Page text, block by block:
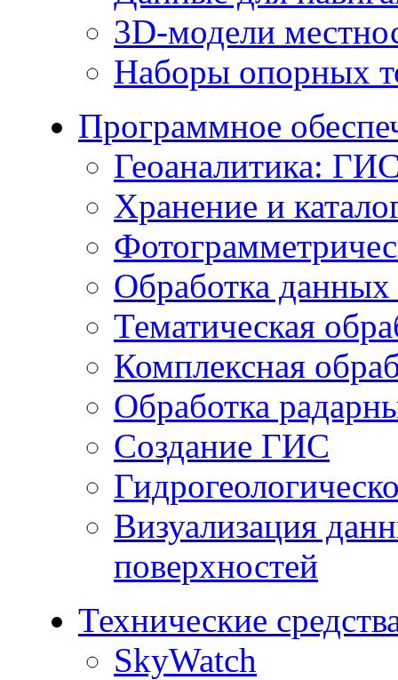
3D-модели
Наборы опорных
Программное
Геоаналитика:
Хранение и
Обработка
Тематическая
Комплексная
Обработка
Создание ГИС
Визуализация
поверхностей
Технические
SkyWatch